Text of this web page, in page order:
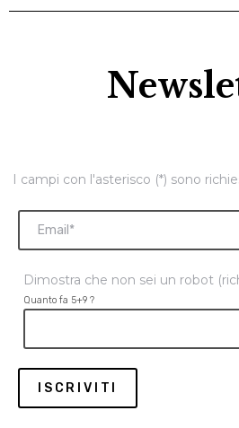
I campi con l'asterisco (*) sono
Dimostra che non sei un robot
Quanto fa 5+9 ?